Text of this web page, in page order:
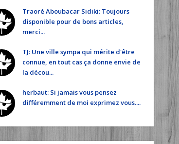
Traoré Aboubacar Sidiki: Toujours
disponible pour de bons articles,
merci...
TJ: Une ville sympa qui mérite d'être
connue, en tout cas ça donne envie de
la décou...
herbaut: Si jamais vous pensez
différemment de moi exprimez vous....